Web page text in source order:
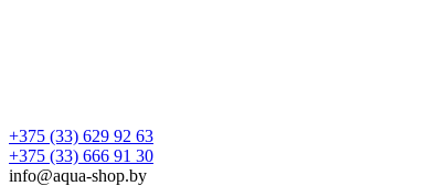
+375 (33) 629 92 63
+375 (33) 666 91 30
info@aqua-shop.by